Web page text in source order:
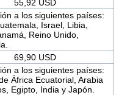
55,92 USD
a los siguientes países:
Israel, Libia,
Reino Unido,
69,90 USD
a los siguientes países:
África Ecuatorial, Arabia
Egipto, India y Japón.